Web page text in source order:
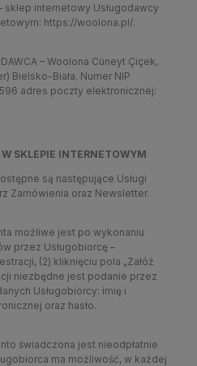
– sklep internetowy Usługodawcy
https://woolona.pl/.
– Woolona Cüneyt Çiçek,
Bielsko-Biała. Numer NIP
adres poczty elektronicznej:
SKLEPIE INTERNETOWYM
są następujące Usługi
Zamówienia oraz Newsletter.
możliwe jest po wykonaniu
przez Usługobiorcę –
(2) kliknięciu pola „Załóż
niezbędne jest podanie przez
Usługobiorcy: imię i
oraz hasło.
świadczona jest nieodpłatnie
ma możliwość, w każdej